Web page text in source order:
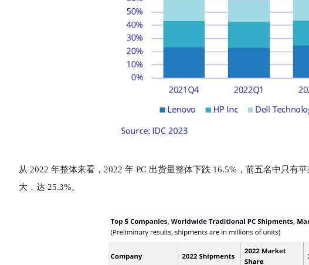
从 2022 年整体来看，2022 年 PC 出货量整体下跌 16.5%，前五名中只有
大，达 25.3%。